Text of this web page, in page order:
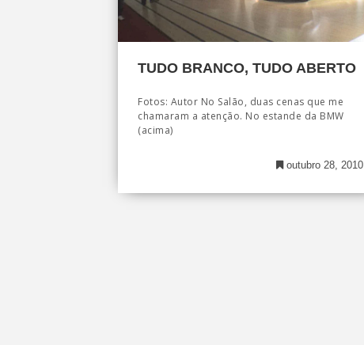
TUDO BRANCO, TUDO ABERTO
Fotos: Autor No Salão, duas cenas que me
chamaram a atenção. No estande da BMW
(acima)
outubro 28, 2010